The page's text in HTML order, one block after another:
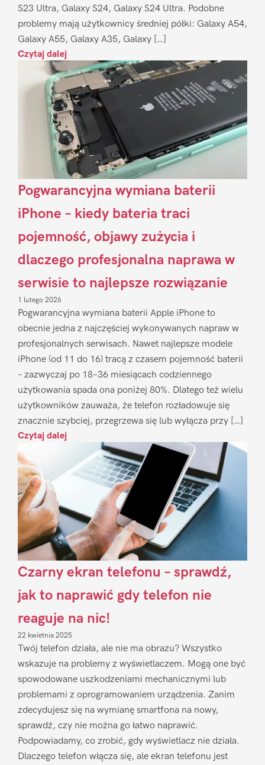
S23 Ultra, Galaxy S24, Galaxy S24 Ultra. Podobne
problemy mają użytkownicy średniej półki: Galaxy A54,
Galaxy A55, Galaxy A35, Galaxy […]
Czytaj dalej
Pogwarancyjna wymiana baterii
iPhone – kiedy bateria traci
pojemność, objawy zużycia i
dlaczego profesjonalna naprawa w
serwisie to najlepsze rozwiązanie
1 lutego 2026
Pogwarancyjna wymiana baterii Apple iPhone to
obecnie jedna z najczęściej wykonywanych napraw w
profesjonalnych serwisach. Nawet najlepsze modele
iPhone (od 11 do 16) tracą z czasem pojemność baterii
– zazwyczaj po 18–36 miesiącach codziennego
użytkowania spada ona poniżej 80%. Dlatego też wielu
użytkowników zauważa, że telefon rozładowuje się
znacznie szybciej, przegrzewa się lub wyłącza przy […]
Czytaj dalej
Czarny ekran telefonu – sprawdź,
jak to naprawić gdy telefon nie
reaguje na nic!
22 kwietnia 2025
Twój telefon działa, ale nie ma obrazu? Wszystko
wskazuje na problemy z wyświetlaczem. Mogą one być
spowodowane uszkodzeniami mechanicznymi lub
problemami z oprogramowaniem urządzenia. Zanim
zdecydujesz się na wymianę smartfona na nowy,
sprawdź, czy nie można go łatwo naprawić.
Podpowiadamy, co zrobić, gdy wyświetlacz nie działa.
Dlaczego telefon włącza się, ale ekran telefonu jest